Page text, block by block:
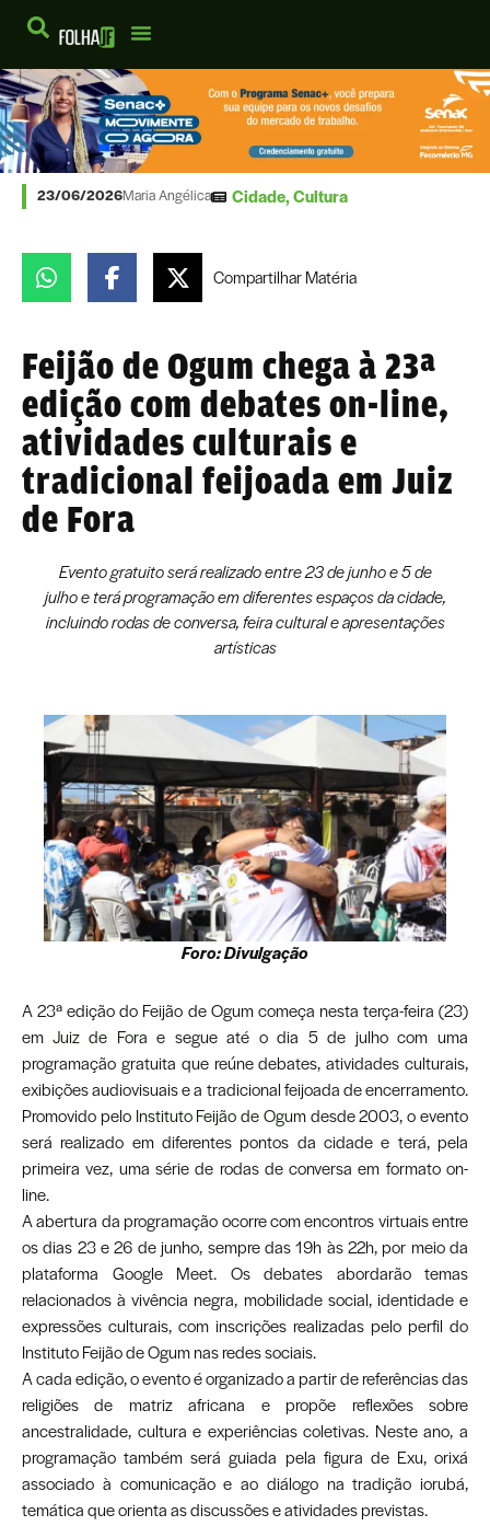
23/06/2026Maria Angélica Cidade,Cultura
CompartilharMatéria
Feijão de Ogum chega à 23ª
edição com debates on-line,
atividades culturais e
tradicional feijoada em Juiz
de Fora
Evento gratuito será realizado entre 23 de junho e 5 de
julho e terá programação em diferentes espaços da cidade,
incluindo rodas de conversa, feira cultural e apresentações
artísticas
Foro: Divulgação
A 23ª edição do Feijão de Ogum começa nesta terça-feira (23)
em Juiz de Fora e segue até o dia 5 de julho com uma
programação gratuita que reúne debates, atividades culturais,
exibições audiovisuais e a tradicional feijoada de encerramento.
Promovido pelo Instituto Feijão de Ogumdesde 2003, o evento
será realizado em diferentes pontos da cidade e terá, pela
primeira vez, uma série de rodas de conversa em formato on-
line.
A abertura da programação ocorre com encontros virtuais entre
os dias 23 e 26 de junho, sempre das 19h às 22h, por meio da
plataforma Google Meet. Os debates abordarão temas
relacionados à vivência negra, mobilidade social, identidade e
expressões culturais, com inscrições realizadas pelo perfil do
Instituto Feijão de Ogum nas redes sociais.
A cada edição, o evento é organizado a partir de referências das
religiões de matriz africana e propõe reflexões sobre
ancestralidade, cultura e experiências coletivas. Neste ano, a
programação também será guiada pela figura de Exu, orixá
associado à comunicação e ao diálogo na tradição iorubá,
temática que orienta as discussões e atividades previstas.